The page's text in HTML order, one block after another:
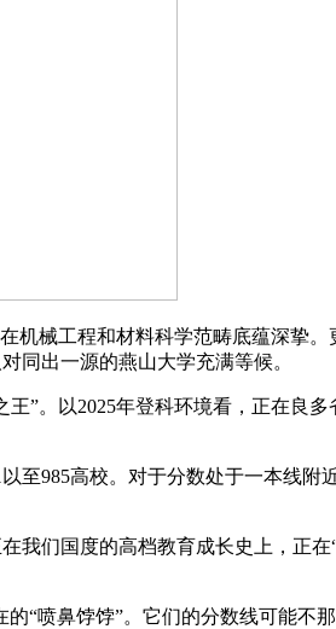
工程和材料科学范畴底蕴深挚。
同出一源的燕山大学充满等候。
。以2025年登科环境看，正在良
985高校。对于分数处于一本线附
国度的高档教育成长史上，正在
喷鼻饽饽”。它们的分数线可能不那